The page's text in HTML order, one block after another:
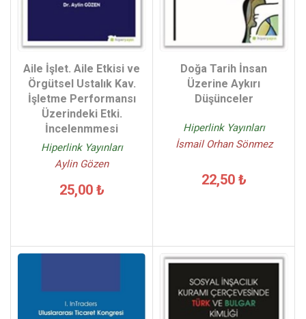
Aile İşlet. Aile Etkisi ve
Örgütsel Ustalık Kav.
İşletme Performansı
Üzerindeki Etki.
İncelenmmesi
Hiperlink Yayınları
Aylin Gözen
25,00 ₺
Doğa Tarih İnsan
Üzerine Aykırı
Düşünceler
Hiperlink Yayınları
İsmail Orhan Sönmez
22,50 ₺